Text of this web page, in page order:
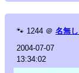
🐾 1244 ＠ 名無
2004-07-07
13:34:02